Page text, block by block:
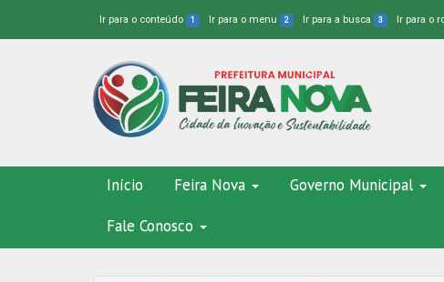
Ir para o conteúdo 1 Ir para o menu 2 Ir para a busca 3 Ir para o
Início Feira Nova Governo Municipal
Fale Conosco